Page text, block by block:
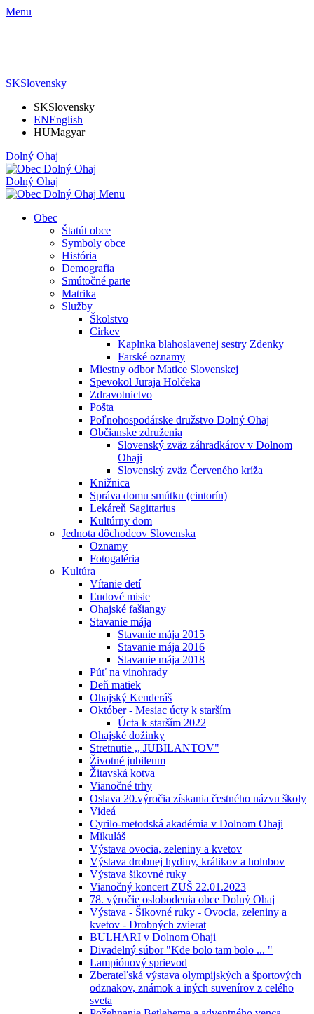
Menu
SKSlovensky
SKSlovensky
ENEnglish
HUMagyar
Dolný Ohaj
Dolný Ohaj
Menu
Obec
Štatút obce
Symboly obce
História
Demografia
Smútočné parte
Matrika
Služby
Školstvo
Cirkev
Kaplnka blahoslavenej sestry Zdenky
Farské oznamy
Miestny odbor Matice Slovenskej
Spevokol Juraja Holčeka
Zdravotnictvo
Pošta
Poľnohospodárske družstvo Dolný Ohaj
Občianske združenia
Slovenský zväz záhradkárov v Dolnom
Ohaji
Slovenský zväz Červeného kríža
Knižnica
Správa domu smútku (cintorín)
Lekáreň Sagittarius
Kultúrny dom
Jednota dôchodcov Slovenska
Oznamy
Fotogaléria
Kultúra
Vítanie detí
Ľudové misie
Ohajské fašiangy
Stavanie mája
Stavanie mája 2015
Stavanie mája 2016
Stavanie mája 2018
Púť na vinohrady
Deň matiek
Ohajský Kenderáš
Október - Mesiac úcty k starším
Úcta k starším 2022
Ohajské dožinky
Stretnutie ,, JUBILANTOV"
Životné jubileum
Žitavská kotva
Vianočné trhy
Oslava 20.výročia získania čestného názvu školy
Videá
Cyrilo-metodská akadémia v Dolnom Ohaji
Mikuláš
Výstava ovocia, zeleniny a kvetov
Výstava drobnej hydiny, králikov a holubov
Výstava šikovné ruky
Vianočný koncert ZUŠ 22.01.2023
78. výročie oslobodenia obce Dolný Ohaj
Výstava - Šikovné ruky - Ovocia, zeleniny a
kvetov - Drobných zvierat
BULHARI v Dolnom Ohaji
Divadelný súbor "Kde bolo tam bolo ... "
Lampiónový sprievod
Zberateľská výstava olympijských a športových
odznakov, známok a iných suvenírov z celého
sveta